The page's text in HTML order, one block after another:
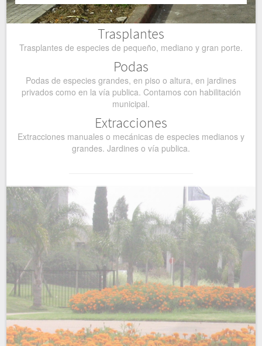
Trasplantes
Trasplantes de especies de pequeño, mediano y gran porte.
Podas
Podas de especies grandes, en piso o altura, en jardines
privados como en la vía publica. Contamos con habilitación
municipal.
Extracciones
Extracciones manuales o mecánicas de especies medianos y
grandes. Jardines o vía publica.